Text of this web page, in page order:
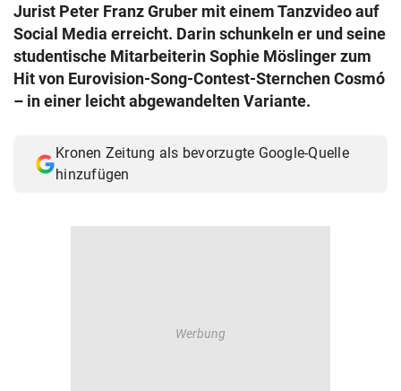
Jurist Peter Franz Gruber mit einem Tanzvideo auf
Social Media erreicht. Darin schunkeln er und seine
studentische Mitarbeiterin Sophie Möslinger zum
Hit von Eurovision-Song-Contest-Sternchen Cosmó
– in einer leicht abgewandelten Variante.
Kronen Zeitung als bevorzugte Google-Quelle
hinzufügen